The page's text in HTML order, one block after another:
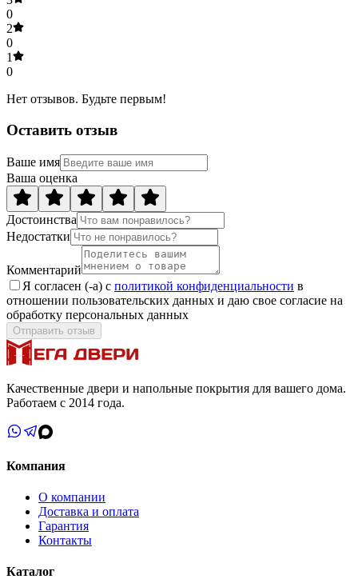
0
2
0
1
0
Нет отзывов. Будьте первым!
Оставить отзыв
Ваше имя
Ваша оценка
Достоинства
Недостатки
Комментарий
Я согласен (-а) с политикой конфиденциальности в
отношении пользовательских данных и даю свое согласие на
обработку персональных данных
Отправить отзыв
Качественные двери и напольные покрытия для вашего дома.
Работаем с 2014 года.
Компания
О компании
Доставка и оплата
Гарантия
Контакты
Каталог